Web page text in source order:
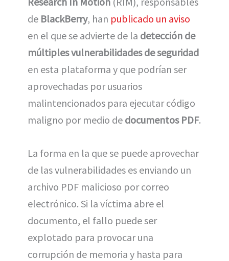
de BlackBerry, han publicado un aviso
en el que se advierte de la detección de
múltiples vulnerabilidades de seguridad
en esta plataforma y que podrían ser
aprovechadas por usuarios
malintencionados para ejecutar código
maligno por medio de documentos PDF.
La forma en la que se puede aprovechar
de las vulnerabilidades es enviando un
archivo PDF malicioso por correo
electrónico. Si la víctima abre el
documento, el fallo puede ser
explotado para provocar una
corrupción de memoria y hasta para